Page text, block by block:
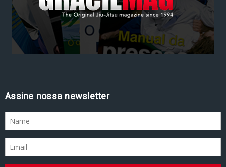
Assine nossa newsletter